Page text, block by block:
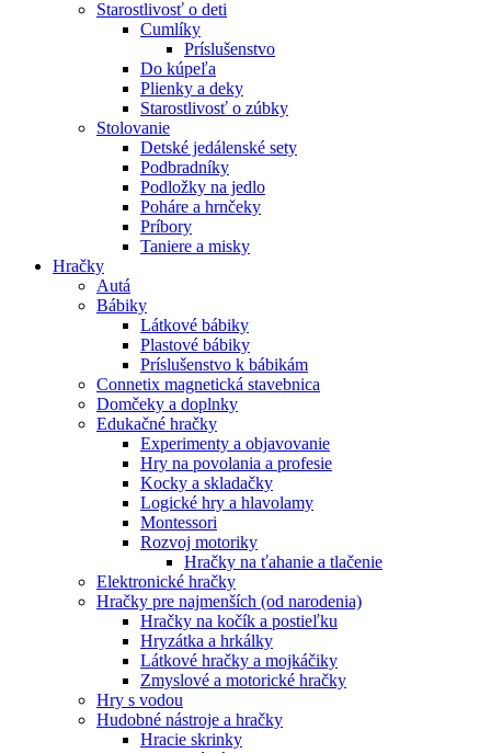
Starostlivosť o deti
Cumlíky
Príslušenstvo
Do kúpeľa
Plienky a deky
Starostlivosť o zúbky
Stolovanie
Detské jedálenské sety
Podbradníky
Podložky na jedlo
Poháre a hrnčeky
Príbory
Taniere a misky
Hračky
Autá
Bábiky
Látkové bábiky
Plastové bábiky
Príslušenstvo k bábikám
Connetix magnetická stavebnica
Domčeky a doplnky
Edukačné hračky
Experimenty a objavovanie
Hry na povolania a profesie
Kocky a skladačky
Logické hry a hlavolamy
Montessori
Rozvoj motoriky
Hračky na ťahanie a tlačenie
Elektronické hračky
Hračky pre najmenších (od narodenia)
Hračky na kočík a postieľku
Hryzátka a hrkálky
Látkové hračky a mojkáčiky
Zmyslové a motorické hračky
Hry s vodou
Hudobné nástroje a hračky
Hracie skrinky